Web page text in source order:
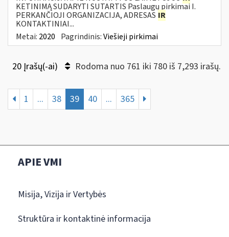
KETINIMĄ SUDARYTI SUTARTIS Paslaugų pirkimai I.
PERKANČIOJI ORGANIZACIJA, ADRESAS IR
KONTAKTINIAI...
Metai: 2020 Pagrindinis:Viešieji pirkimai
20 Įrašų(-ai) Rodoma nuo 761 iki 780 iš 7,293 irašų.
1 ... 38 39 40 ... 365
APIE VMI
Misija, Vizija ir Vertybės
Struktūra ir kontaktinė informacija